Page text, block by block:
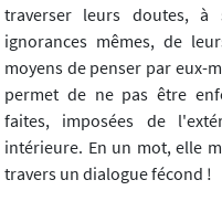
traverser leurs doutes,
ignorances mêmes, de
moyens de penser par eux-
permet de ne pas être
faites, imposées de
intérieure. En un mot, elle
travers un dialogue fécond !